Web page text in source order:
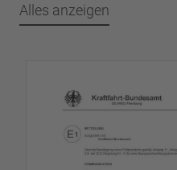
Alles anzeigen